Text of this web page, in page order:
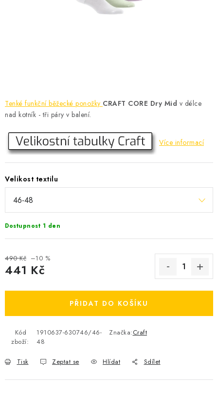
VÝŽIVA
MEGA SLEVY
NOVINKY
NOVINKY MIZUNO
NOVINKY INOV-8
ZNAČKY
Moje objednávka
Jak vyměnit nebo vrátit zboží
Jak reklamovat
Obchodní podmínky
Velikostní tabulky
Kontakt
Tenké funkční běžecké ponožky CRAFT CORE Dry Mid v délce
nad kotník - tři páry v balení.
Více informací
Velikost textilu
Dostupnost 1 den
490 Kč –10 %
441 Kč
PŘIDAT DO KOŠÍKU
Kód
zboží:
1910637-630746/46-
48
Značka:Craft
Tisk Zeptat se Hlídat Sdílet